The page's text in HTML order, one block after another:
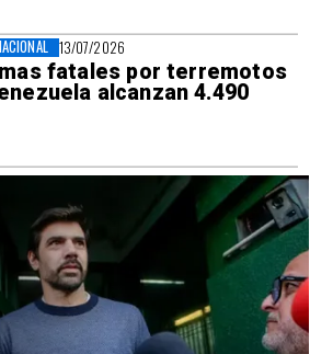
13/07/2026
fatales por terremotos
alcanzan 4.490